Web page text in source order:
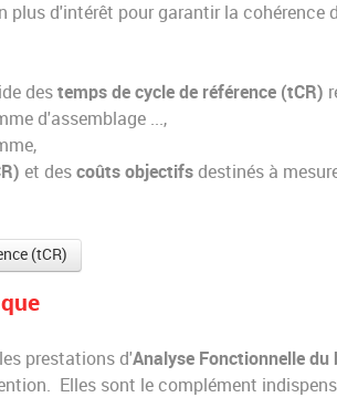
plus d'intérêt pour garantir la cohérence
des temps de cycle de référence (tCR)
d'assemblage ...,
et des coûts objectifs destinés à
(tCR)
prestations d'Analyse Fonctionnelle du
Elles sont le complément